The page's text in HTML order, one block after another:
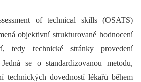
of technical skills (OSATS)
objektivní strukturované hodnocení
tedy technické stránky provedení
se o standardizovanou metodu,
technických dovedností lékařů během